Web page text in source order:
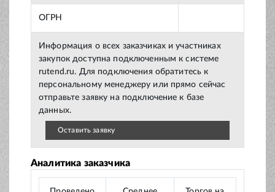
ОГРН
Информация о всех заказчиках и участниках
закупок доступна подключенным к системе
rutend.ru. Для подключения обратитесь к
персональному менеджеру или прямо сейчас
отправьте заявку на подключение к базе
данных.
Оставить заявку
Аналитика заказчика